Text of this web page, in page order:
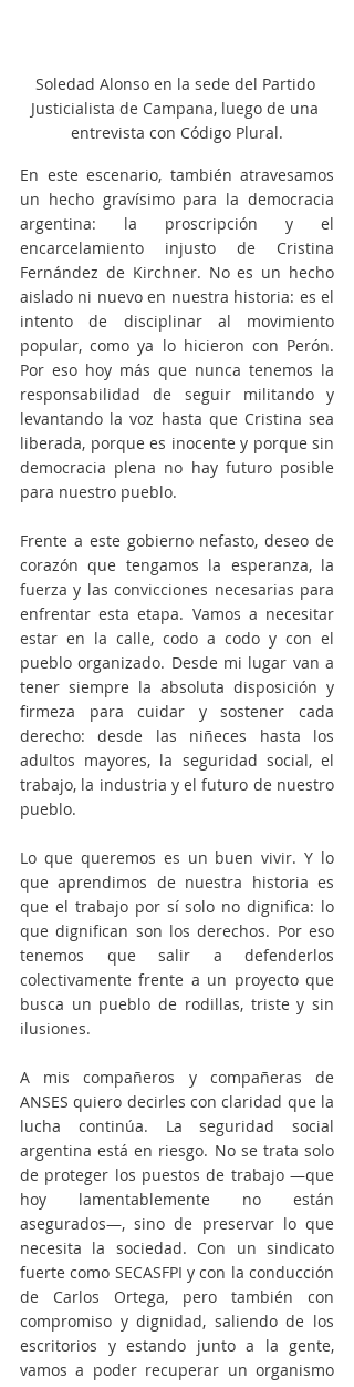
Soledad Alonso en la sede del Partido
Justicialista de Campana, luego de una
entrevista con Código Plural.
En este escenario, también atravesamos
un hecho gravísimo para la democracia
argentina: la proscripción y el
encarcelamiento injusto de Cristina
Fernández de Kirchner. No es un hecho
aislado ni nuevo en nuestra historia: es el
intento de disciplinar al movimiento
popular, como ya lo hicieron con Perón.
Por eso hoy más que nunca tenemos la
responsabilidad de seguir militando y
levantando la voz hasta que Cristina sea
liberada, porque es inocente y porque sin
democracia plena no hay futuro posible
para nuestro pueblo.
Frente a este gobierno nefasto, deseo de
corazón que tengamos la esperanza, la
fuerza y las convicciones necesarias para
enfrentar esta etapa. Vamos a necesitar
estar en la calle, codo a codo y con el
pueblo organizado. Desde mi lugar van a
tener siempre la absoluta disposición y
firmeza para cuidar y sostener cada
derecho: desde las niñeces hasta los
adultos mayores, la seguridad social, el
trabajo, la industria y el futuro de nuestro
pueblo.
Lo que queremos es un buen vivir. Y lo
que aprendimos de nuestra historia es
que el trabajo por sí solo no dignifica: lo
que dignifican son los derechos. Por eso
tenemos que salir a defenderlos
colectivamente frente a un proyecto que
busca un pueblo de rodillas, triste y sin
ilusiones.
A mis compañeros y compañeras de
ANSES quiero decirles con claridad que la
lucha continúa. La seguridad social
argentina está en riesgo. No se trata solo
de proteger los puestos de trabajo —que
hoy lamentablemente no están
asegurados—, sino de preservar lo que
necesita la sociedad. Con un sindicato
fuerte como SECASFPI y con la conducción
de Carlos Ortega, pero también con
compromiso y dignidad, saliendo de los
escritorios y estando junto a la gente,
vamos a poder recuperar un organismo